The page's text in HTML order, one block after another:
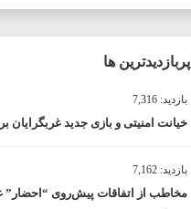
پربازدیدترین ها
بازدید: 7,316
خیانت امنیتی و بازی جدید غربگرایان
بازدید: 7,162
مخاطب از اتفاقات پیش‌روی “احضار”